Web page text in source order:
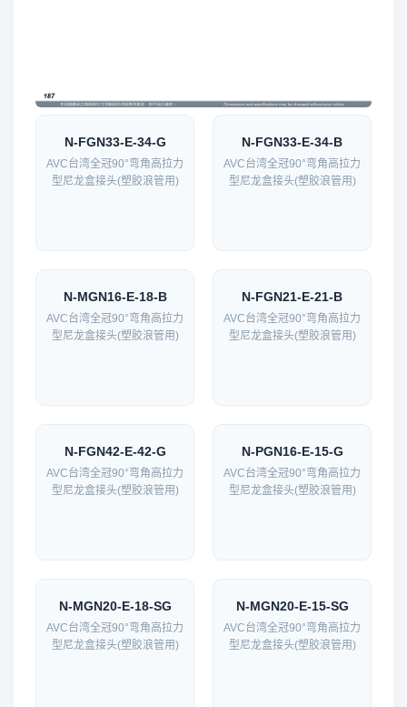
N-FGN33-E-34-G
AVC台湾全冠90°弯角高拉力
型尼龙盒接头(塑胶浪管用)
N-FGN33-E-34-B
AVC台湾全冠90°弯角高拉力
型尼龙盒接头(塑胶浪管用)
N-MGN16-E-18-B
AVC台湾全冠90°弯角高拉力
型尼龙盒接头(塑胶浪管用)
N-FGN21-E-21-B
AVC台湾全冠90°弯角高拉力
型尼龙盒接头(塑胶浪管用)
N-FGN42-E-42-G
AVC台湾全冠90°弯角高拉力
型尼龙盒接头(塑胶浪管用)
N-PGN16-E-15-G
AVC台湾全冠90°弯角高拉力
型尼龙盒接头(塑胶浪管用)
N-MGN20-E-18-SG
AVC台湾全冠90°弯角高拉力
型尼龙盒接头(塑胶浪管用)
N-MGN20-E-15-SG
AVC台湾全冠90°弯角高拉力
型尼龙盒接头(塑胶浪管用)